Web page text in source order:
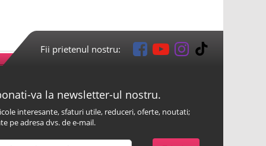
Fii prietenul nostru:
va la newsletter-ul nostru.
interesante, sfaturi utile, reduceri, oferte, noutati;
pe adresa dvs. de e-mail.